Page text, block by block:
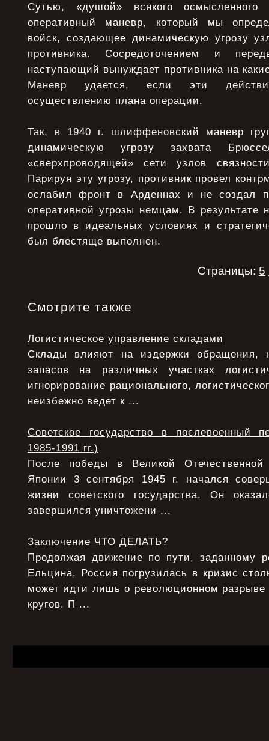
Сутью, «душой» всякого осмысленного
оперативный маневр, который мы
войск, создающее динамическую угрозу
противника. Сосредоточением и
наступающий вынуждает противника на
Маневр удается, если эти
осуществлению плана операции.
Так, в 1940 г. шлиффеновский маневр
динамическую угрозу захвата
«сверхпроводящей» сети узлов
Парируя эту угрозу, противник провел
ослабил фронт в Арденнах и не создал
оперативной угрозы немцам. В результате
прошло в идеальных условиях и
был блестяще выполнен.
Страницы: 5
Смотрите также
Логистическое управление складами
Склады влияют на издержки обращения,
запасов на различных участках
игнорирование рационального,
неизбежно ведет к ...
Советское государство в послевоенный
1985-1991 гг.)
После победы в Великой
Японии 3 сентября 1945 г. начался
жизни советского государства. Он
завершился уничтожени ...
Заключение ЧТО ДЕЛАТЬ?
Продолжая движение по пути, заданному
Ельцина, Россия погрузилась в кризис
может идти лишь о революционном
кругов. П ...